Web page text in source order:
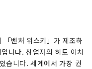
「벤처 위스키」가 제조하
니다. 창업자의 히토 이치
습니다. 세계에서 가장 권